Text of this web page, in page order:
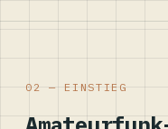
02 — EINSTIEG